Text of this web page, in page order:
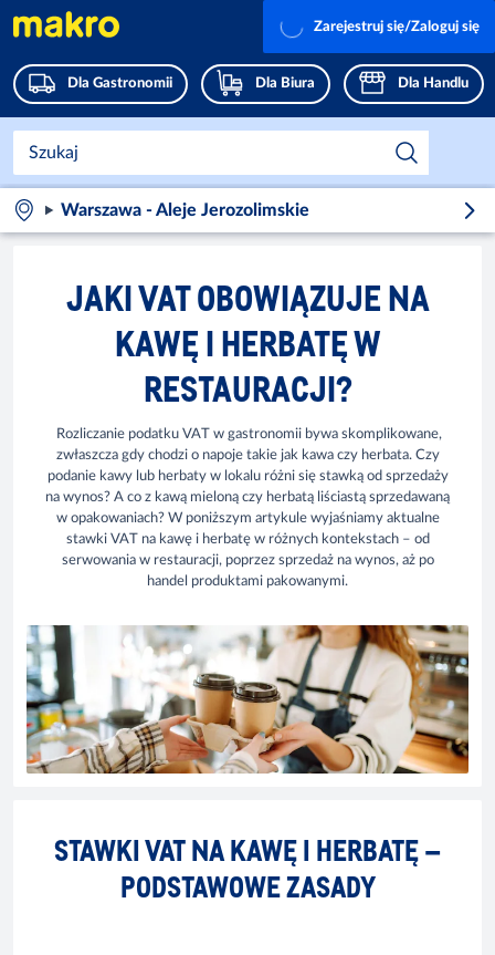
Dla Gastronomii Dla Biura Dla Handlu
Zarejestruj się/Zaloguj się
Warszawa - Aleje Jerozolimskie
JAKI VAT OBOWIĄZUJE NA
KAWĘ I HERBATĘ W
RESTAURACJI?
Rozliczanie podatku VAT w gastronomii bywa skomplikowane,
zwłaszcza gdy chodzi o napoje takie jak kawa czy herbata. Czy
podanie kawy lub herbaty w lokalu różni się stawką od sprzedaży
na wynos? A co z kawą mieloną czy herbatą liściastą sprzedawaną
w opakowaniach? W poniższym artykule wyjaśniamy aktualne
stawki VAT na kawę i herbatę w różnych kontekstach – od
serwowania w restauracji, poprzez sprzedaż na wynos, aż po
handel produktami pakowanymi.
STAWKI VAT NA KAWĘ I HERBATĘ –
PODSTAWOWE ZASADY